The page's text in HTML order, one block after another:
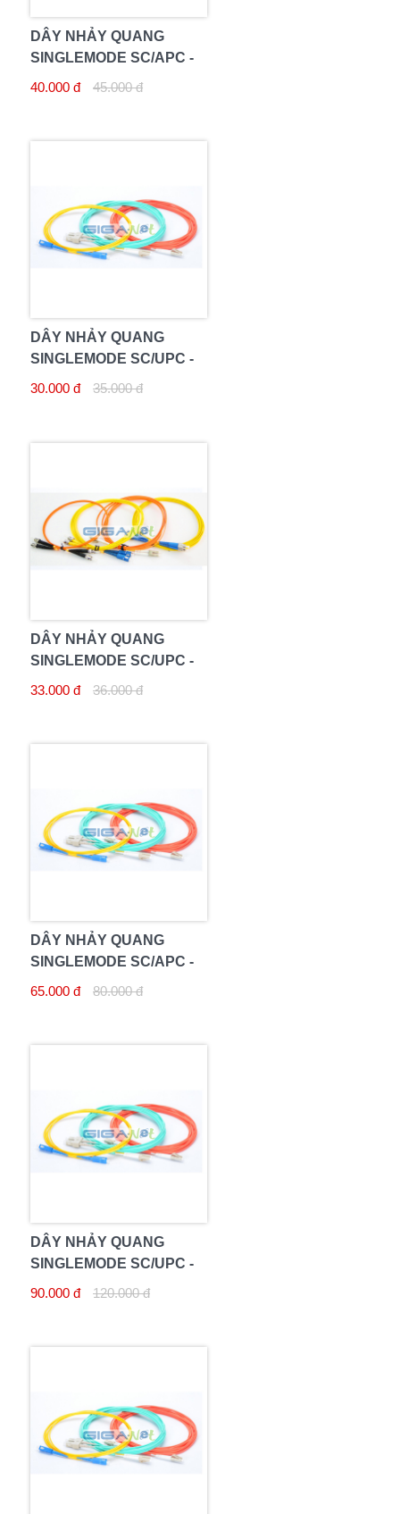
DÂY NHẢY QUANG
SINGLEMODE SC/APC -
SC/APC 5M
40.000 đ 45.000 đ
DÂY NHẢY QUANG
SINGLEMODE SC/UPC -
SC/UPC 2M
30.000 đ 35.000 đ
DÂY NHẢY QUANG
SINGLEMODE SC/UPC -
SC/UPC 3M
33.000 đ 36.000 đ
DÂY NHẢY QUANG
SINGLEMODE SC/APC -
SC/APC 10M
65.000 đ 80.000 đ
DÂY NHẢY QUANG
SINGLEMODE SC/UPC -
SC/UPC 20M
90.000 đ 120.000 đ